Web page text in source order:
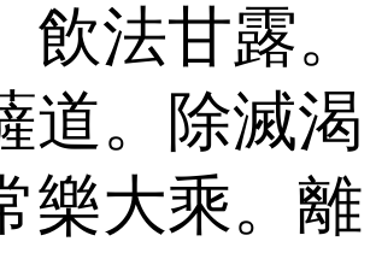
飲法甘露。
道。除滅渴
樂大乘。離